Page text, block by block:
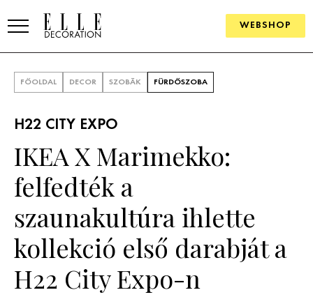
WEBSHOP
SZOBÁK
Konyha
Fürdőszoba
Nappali
Hálószoba
ÖTLETEK
FŐOLDAL DECOR SZOBÁK FÜRDŐSZOBA
H22 CITY EXPO
IKEA X Marimekko:
felfedték a
szaunakultúra ihlette
kollekció első darabját a
H22 City Expo-n